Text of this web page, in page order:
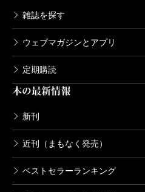
雑誌を探す
ウェブマガジンとアプリ
定期購読
本の最新情報
新刊
近刊（まもなく発売）
ベストセラーランキング